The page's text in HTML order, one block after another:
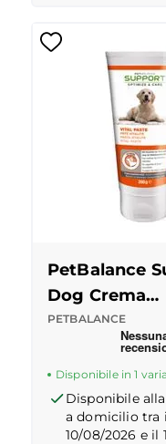
PetBalance
Dog Crema
MultiVital
PETBALANCE
Recensioni
Disponibile in 1
Disponibile
a domicilio tra
10/08/2026 e il